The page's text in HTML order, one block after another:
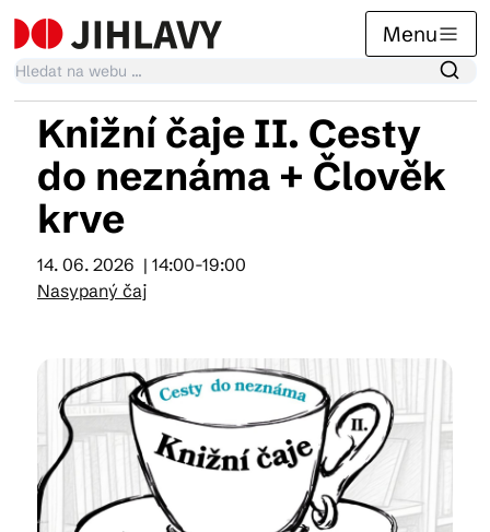
Menu
Kalendář akcí
Tradiční akce
Suvenýry
Praktické info
Knižní čaje II. Cesty
do neznáma + Člověk
krve
14. 06. 2026 | 14:00-19:00
Nasypaný čaj